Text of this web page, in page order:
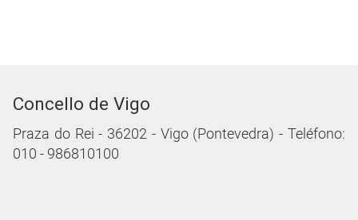
Concello de Vigo
Praza do Rei - 36202 - Vigo (Pontevedra) - Teléfono:
010 - 986810100